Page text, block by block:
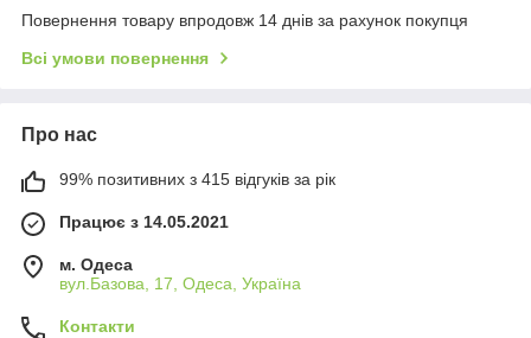
Повернення товару впродовж 14 днів за рахунок покупця
Всі умови повернення
Про нас
99% позитивних з 415 відгуків за рік
Працює з 14.05.2021
м. Одеса
вул.Базова, 17, Одеса, Україна
Контакти